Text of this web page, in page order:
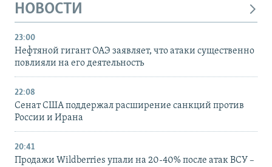
НОВОСТИ
23:00
Нефтяной гигант ОАЭ заявляет, что атаки существенно
повлияли на его деятельность
22:08
Сенат США поддержал расширение санкций против
России и Ирана
20:41
Продажи Wildberries упали на 20-40% после атак ВСУ –